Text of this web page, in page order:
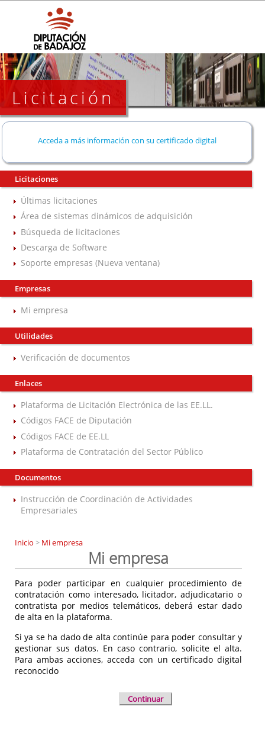
Licitación
Acceda a más información con su certificado digital
Licitaciones
Últimas licitaciones
Área de sistemas dinámicos de adquisición
Búsqueda de licitaciones
Descarga de Software
Soporte empresas (Nueva ventana)
Empresas
Mi empresa
Utilidades
Verificación de documentos
Enlaces
Plataforma de Licitación Electrónica de las EE.LL.
Códigos FACE de Diputación
Códigos FACE de EE.LL
Plataforma de Contratación del Sector Público
Documentos
Instrucción de Coordinación de Actividades
Empresariales
Inicio > Mi empresa
Mi empresa
Para poder participar en cualquier procedimiento de
contratación como interesado, licitador, adjudicatario o
contratista por medios telemáticos, deberá estar dado
de alta en la plataforma.
Si ya se ha dado de alta continúe para poder consultar y
gestionar sus datos. En caso contrario, solicite el alta.
Para ambas acciones, acceda con un certificado digital
reconocido
Continuar